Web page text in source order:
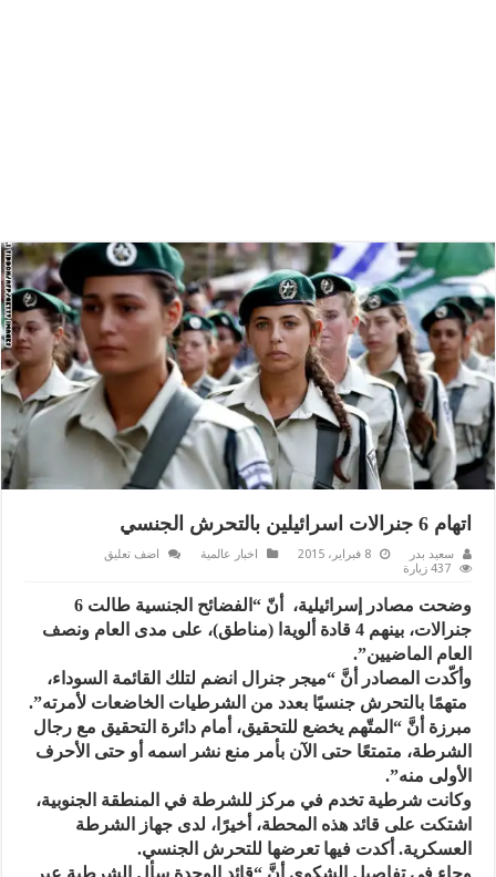
اتهام 6 جنرالات اسرائيلين بالتحرش الجنسي
سعيد بدر 8 فبراير، 2015 اخبار عالمية
اضف تعليق
437 زيارة
وضحت مصادر إسرائيلية، أنّ “الفضائح الجنسية طالت 6
جنرالات، بينهم 4 قادة ألويةا (مناطق)، على مدى العام ونصف
العام الماضيين”.
وأكّدت المصادر أنَّ “ميجر جنرال انضم لتلك القائمة السوداء،
متهمًا بالتحرش جنسيًا بعدد من الشرطيات الخاضعات لأمرته”.
مبرزة أنَّ “المتّهم يخضع للتحقيق، أمام دائرة التحقيق مع رجال
الشرطة، متمتعًا حتى الآن بأمر منع نشر اسمه أو حتى الأحرف
الأولى منه”.
وكانت شرطية تخدم في مركز للشرطة في المنطقة الجنوبية،
اشتكت على قائد هذه المحطة، أخيرًا، لدى جهاز الشرطة
العسكرية. أكدت فيها تعرضها للتحرش الجنسي.
وجاء في تفاصيل الشكوى أنَّ “قائد الوحدة سأل الشرطية عبر